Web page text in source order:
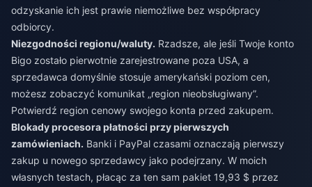
odzyskanie ich jest prawie niemożliwe bez współpracy
odbiorcy.
Niezgodności regionu/waluty. Rzadsze, ale jeśli Twoje konto
Bigo zostało pierwotnie zarejestrowane poza USA, a
sprzedawca domyślnie stosuje amerykański poziom cen,
możesz zobaczyć komunikat „region nieobsługiwany”.
Potwierdź region cenowy swojego konta przed zakupem.
Blokady procesora płatności przy pierwszych
zamówieniach. Banki i PayPal czasami oznaczają pierwszy
zakup u nowego sprzedawcy jako podejrzany. W moich
własnych testach, płacąc za ten sam pakiet 19,93 $ przez